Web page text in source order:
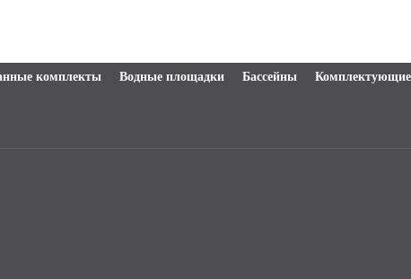
комплекты Водные площадки Бассейны Комплектующие